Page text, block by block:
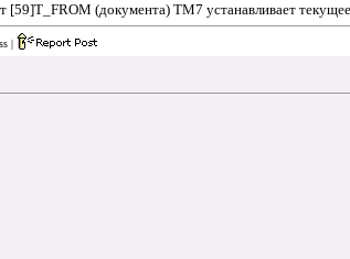
[59]T_FROM (документа) ТМ7 устанавливает
|